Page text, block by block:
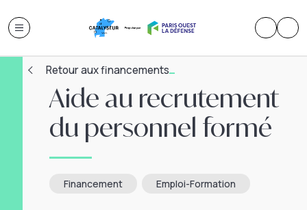
Retour aux financements
Aide au recrutement
du personnel formé
Financement Emploi-Formation